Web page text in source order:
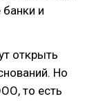
и
открыть
Но
то есть